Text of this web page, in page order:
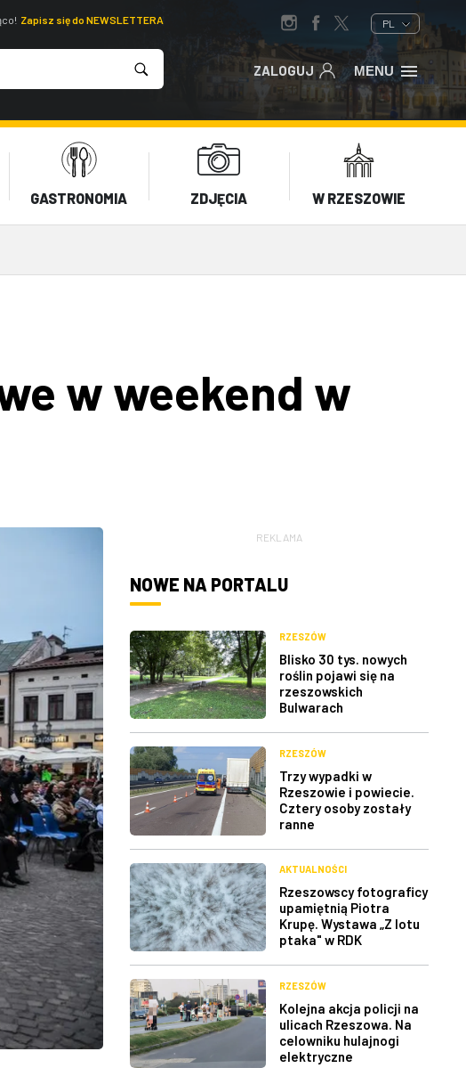
Zapisz się do NEWSLETTERA PL
ZALOGUJ MENU
GASTRONOMIA ZDJĘCIA W RZESZOWIE
w weekend w
REKLAMA
NOWE NA PORTALU
RZESZÓW
Blisko 30 tys. nowych
roślin pojawi się na
rzeszowskich
Bulwarach
RZESZÓW
Trzy wypadki w
Rzeszowie i powiecie.
Cztery osoby zostały
ranne
AKTUALNOŚCI
Rzeszowscy fotograficy
upamiętnią Piotra
Krupę. Wystawa „Z lotu
ptaka" w RDK
RZESZÓW
Kolejna akcja policji na
ulicach Rzeszowa. Na
celowniku hulajnogi
elektryczne